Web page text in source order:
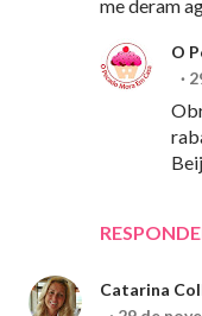
me deram
O
Catarina